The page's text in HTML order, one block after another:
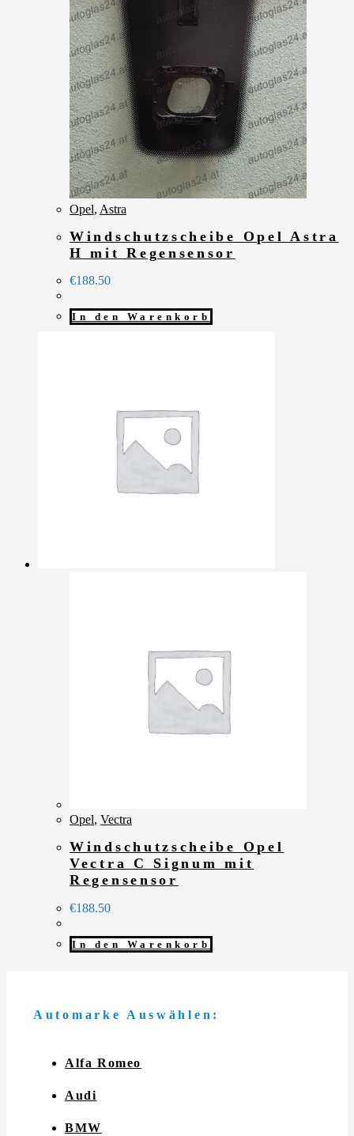
Opel, Astra
Windschutzscheibe Opel Astra
H mit Regensensor
€188.50
In den Warenkorb
Opel, Vectra
Windschutzscheibe Opel
Vectra C Signum mit
Regensensor
€188.50
In den Warenkorb
Automarke Auswählen:
Alfa Romeo
Audi
BMW